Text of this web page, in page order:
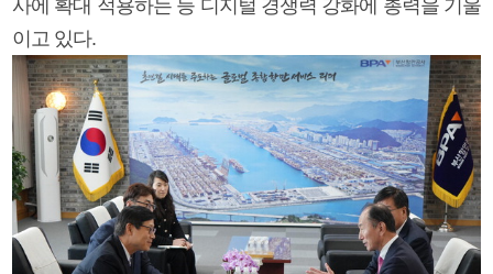
사에 확대 적용하는 등 디지털 경쟁력 강화에 총력을 기울
이고 있다.